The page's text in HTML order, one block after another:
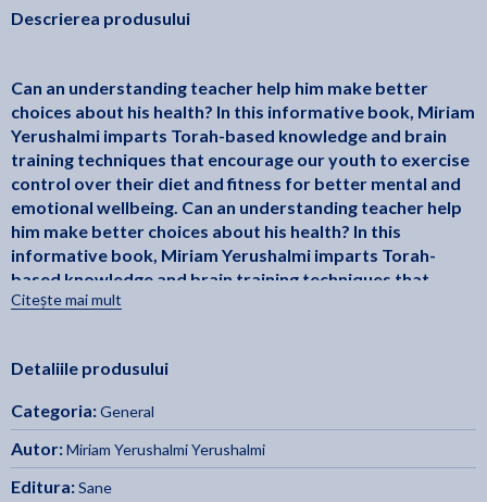
Descrierea produsului
Can an understanding teacher help him make better
choices about his health? In this informative book, Miriam
Yerushalmi imparts Torah-based knowledge and brain
training techniques that encourage our youth to exercise
control over their diet and fitness for better mental and
emotional wellbeing. Can an understanding teacher help
him make better choices about his health? In this
informative book, Miriam Yerushalmi imparts Torah-
based knowledge and brain training techniques that
encourage our youth to exercise control over their diet
Citește mai mult
Detaliile produsului
Categoria:General
Autor:Miriam Yerushalmi Yerushalmi
Editura:Sane